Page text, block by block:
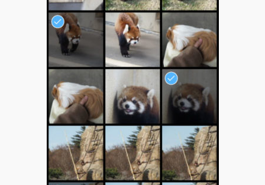
APEXRENTALSで
カメラをレンタルしてみませんか？